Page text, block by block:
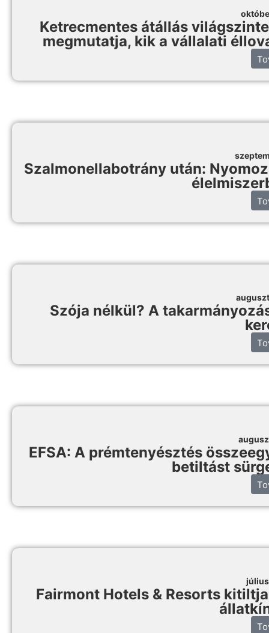
Ketrecmentes átállás
megmutatja, kik a vállalati
Szalmonellabotrány után:
Szója nélkül? A
EFSA: A prémtenyésztés
betiltást
Fairmont Hotels & Resorts